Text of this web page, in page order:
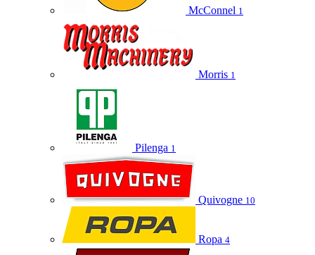
McConnel 1
Morris 1
Pilenga 1
Quivogne 10
Ropa 4